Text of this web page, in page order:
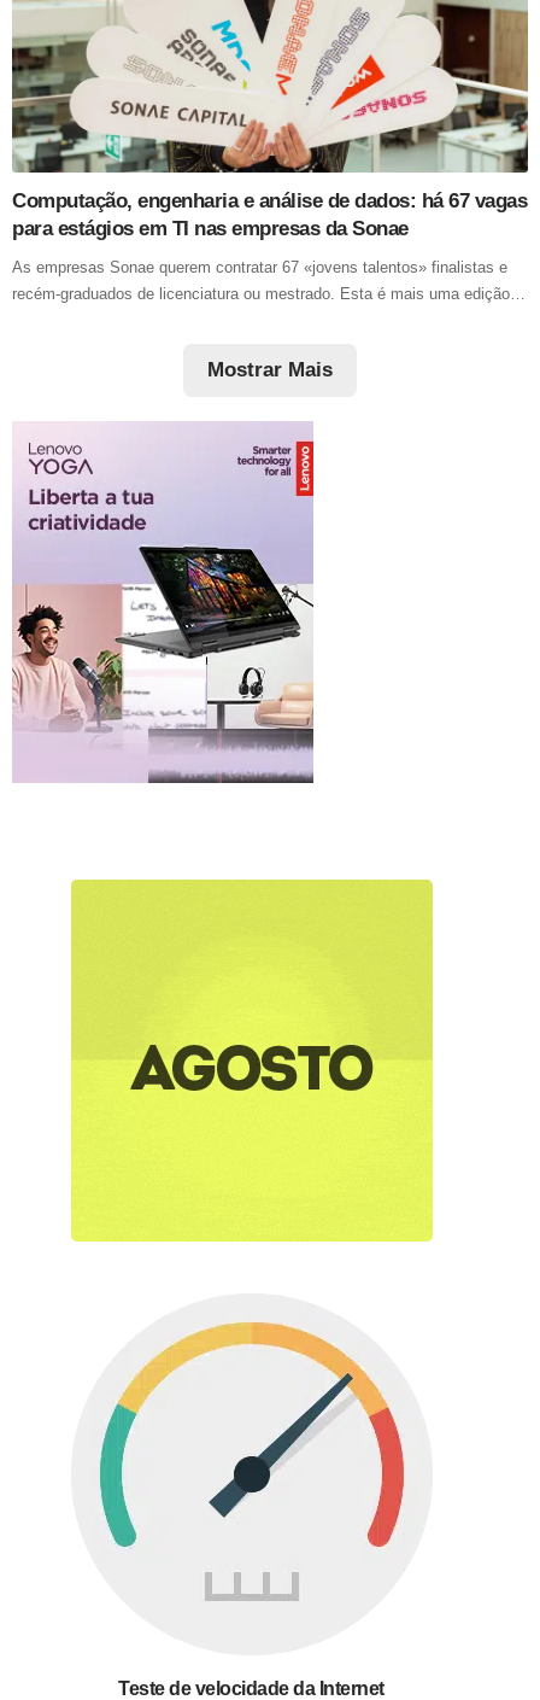
Computação, engenharia e análise de dados: há 67 vagas
para estágios em TI nas empresas da Sonae
As empresas Sonae querem contratar 67 «jovens talentos» finalistas e
recém-graduados de licenciatura ou mestrado. Esta é mais uma edição…
Mostrar Mais
Teste de velocidade da Internet